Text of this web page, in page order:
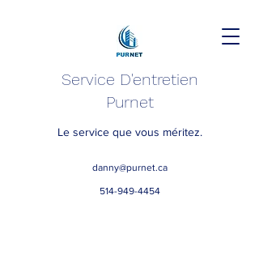
Service D'entretien
Purnet
Le service que vous méritez.
danny@purnet.ca
514-949-4454